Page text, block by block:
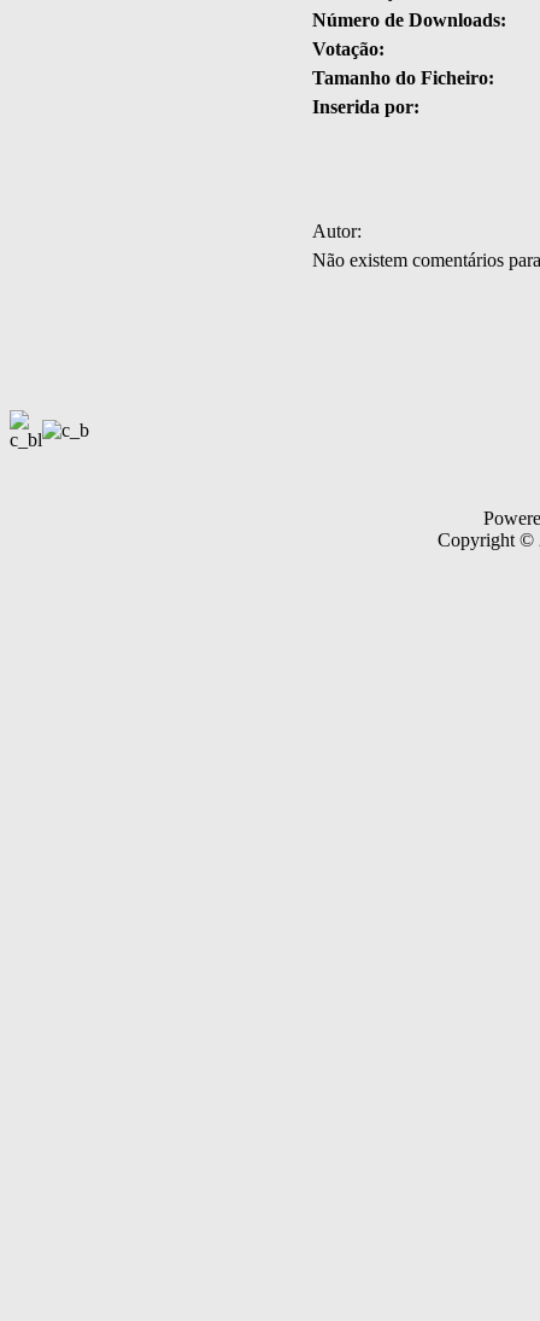
Número de Downloads:
Votação:
Tamanho do Ficheiro:
Inserida por:
Autor:
Não existem comentários
Copyright ©